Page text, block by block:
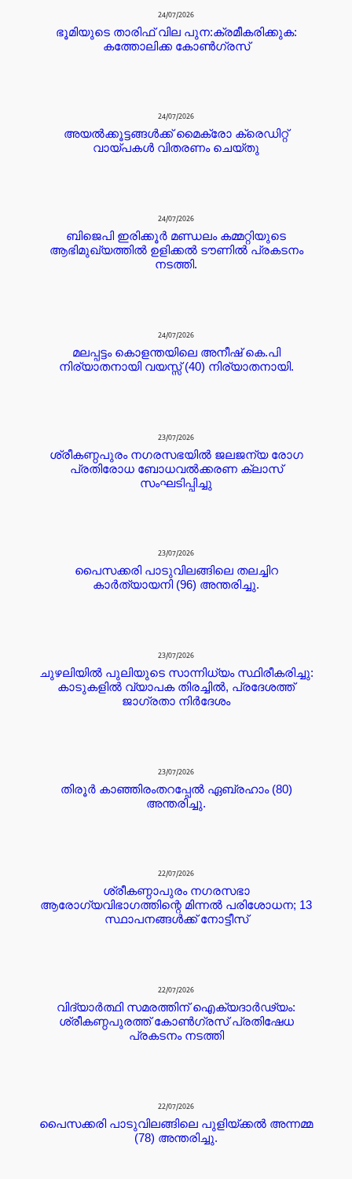
24/07/2026
ഭൂമിയുടെ താരിഫ് വില പുന:ക്രമീകരിക്കുക:
കത്തോലിക്ക കോൺഗ്രസ്
24/07/2026
അയൽക്കൂട്ടങ്ങൾക്ക് മൈക്രോ ക്രെഡിറ്റ്‌
വായ്പകൾ വിതരണം ചെയ്തു
24/07/2026
ബിജെപി ഇരിക്കൂർ മണ്ഡലം കമ്മറ്റിയുടെ
ആഭിമുഖ്യത്തിൽ ഉളിക്കൽ ടൗണിൽ പ്രകടനം
നടത്തി.
24/07/2026
മലപ്പട്ടം കൊളന്തയിലെ അനീഷ് കെ.പി
നിര്യാതനായി വയസ്സ് (40) നിര്യാതനായി.
23/07/2026
ശ്രീകണ്ഠപുരം നഗരസഭയിൽ ജലജന്യ രോഗ
പ്രതിരോധ ബോധവൽക്കരണ ക്ലാസ്
സംഘടിപ്പിച്ചു
23/07/2026
പൈസക്കരി പാടുവിലങ്ങിലെ തലച്ചിറ
കാർത്യായനി (96) അന്തരിച്ചു.
23/07/2026
ചുഴലിയിൽ പുലിയുടെ സാന്നിധ്യം സ്ഥിരീകരിച്ചു:
കാടുകളിൽ വ്യാപക തിരച്ചിൽ, പ്രദേശത്ത്
ജാഗ്രതാ നിർദേശം
23/07/2026
തിരൂർ കാഞ്ഞിരംതറപ്പേൽ ഏബ്രഹാം (80)
അന്തരിച്ചു.
22/07/2026
ശ്രീകണ്ഠാപുരം നഗരസഭാ
ആരോഗ്യവിഭാഗത്തിന്റെ മിന്നൽ പരിശോധന; 13
സ്ഥാപനങ്ങൾക്ക് നോട്ടീസ്
22/07/2026
വിദ്യാർത്ഥി സമരത്തിന് ഐക്യദാർഢ്യം:
ശ്രീകണ്ഠപുരത്ത് കോൺഗ്രസ് പ്രതിഷേധ
പ്രകടനം നടത്തി
22/07/2026
പൈസക്കരി പാടുവിലങ്ങിലെ പുളിയ്ക്കൽ അന്നമ്മ
(78) അന്തരിച്ചു.